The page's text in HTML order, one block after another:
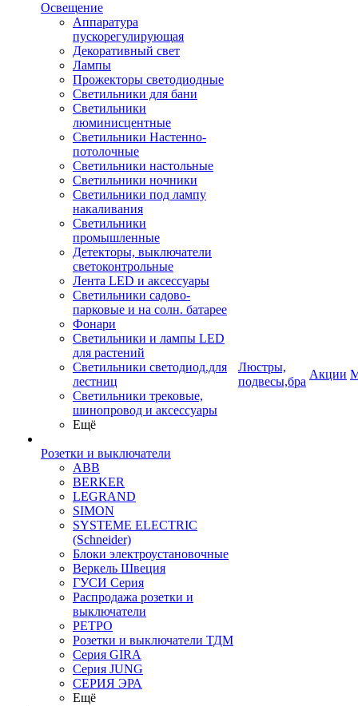
Освещение
Аппаратура
пускорегулирующая
Декоративный свет
Лампы
Прожекторы светодиодные
Светильники для бани
Светильники
люминисцентные
Светильники Настенно-
потолочные
Светильники настольные
Светильники ночники
Светильники под лампу
накаливания
Светильники
промышленные
Детекторы, выключатели
светоконтрольные
Лента LED и аксессуары
Светильники садово-
парковые и на солн. батарее
Фонари
Светильники и лампы LED
для растений
Светильники светодиод.для
лестниц
Светильники трековые,
шинопровод и аксессуары
Ещё
Розетки и выключатели
ABB
BERKER
LEGRAND
SIMON
SYSTEME ELECTRIC
(Schneider)
Блоки электроустановочные
Веркель Швеция
ГУСИ Серия
Распродажа розетки и
выключатели
РЕТРО
Розетки и выключатели ТДМ
Серия GIRA
Серия JUNG
СЕРИЯ ЭРА
Ещё
Люстры,
подвесы,бра
Акции